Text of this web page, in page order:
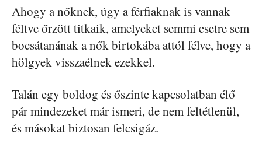
Ahogy a nőknek, úgy a férfiaknak is vannak
féltve őrzött titkaik, amelyeket semmi esetre sem
bocsátanának a nők birtokába attól félve, hogy a
hölgyek visszaélnek ezekkel.
Talán egy boldog és őszinte kapcsolatban élő
pár mindezeket már ismeri, de nem feltétlenül,
és másokat biztosan felcsigáz.